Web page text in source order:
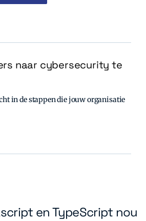
naar cybersecurity te
in de stappen die jouw organisatie
en TypeScript nou